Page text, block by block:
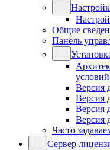
Общие
Панель
Версия
Версия
Версия
Версия
Часто
Сервер